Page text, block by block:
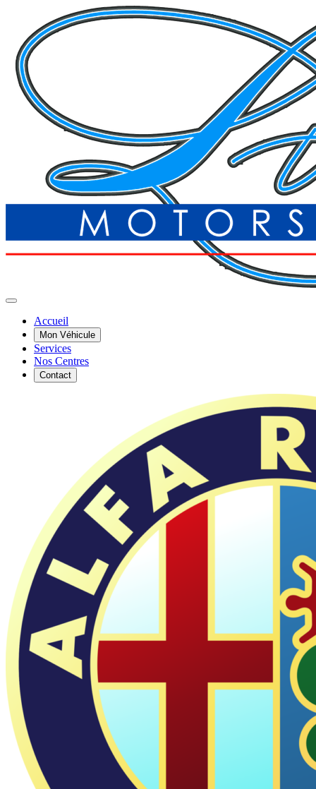
Accueil
Mon Véhicule
Services
Nos Centres
Contact